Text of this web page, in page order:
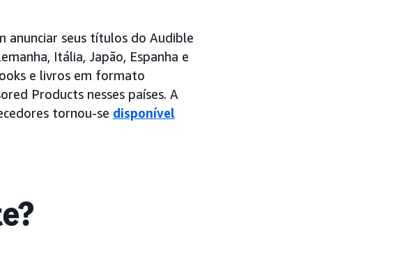
anunciar seus títulos do Audible
Itália, Japão, Espanha e
e livros em formato
Products nesses países. A
tornou-se disponível